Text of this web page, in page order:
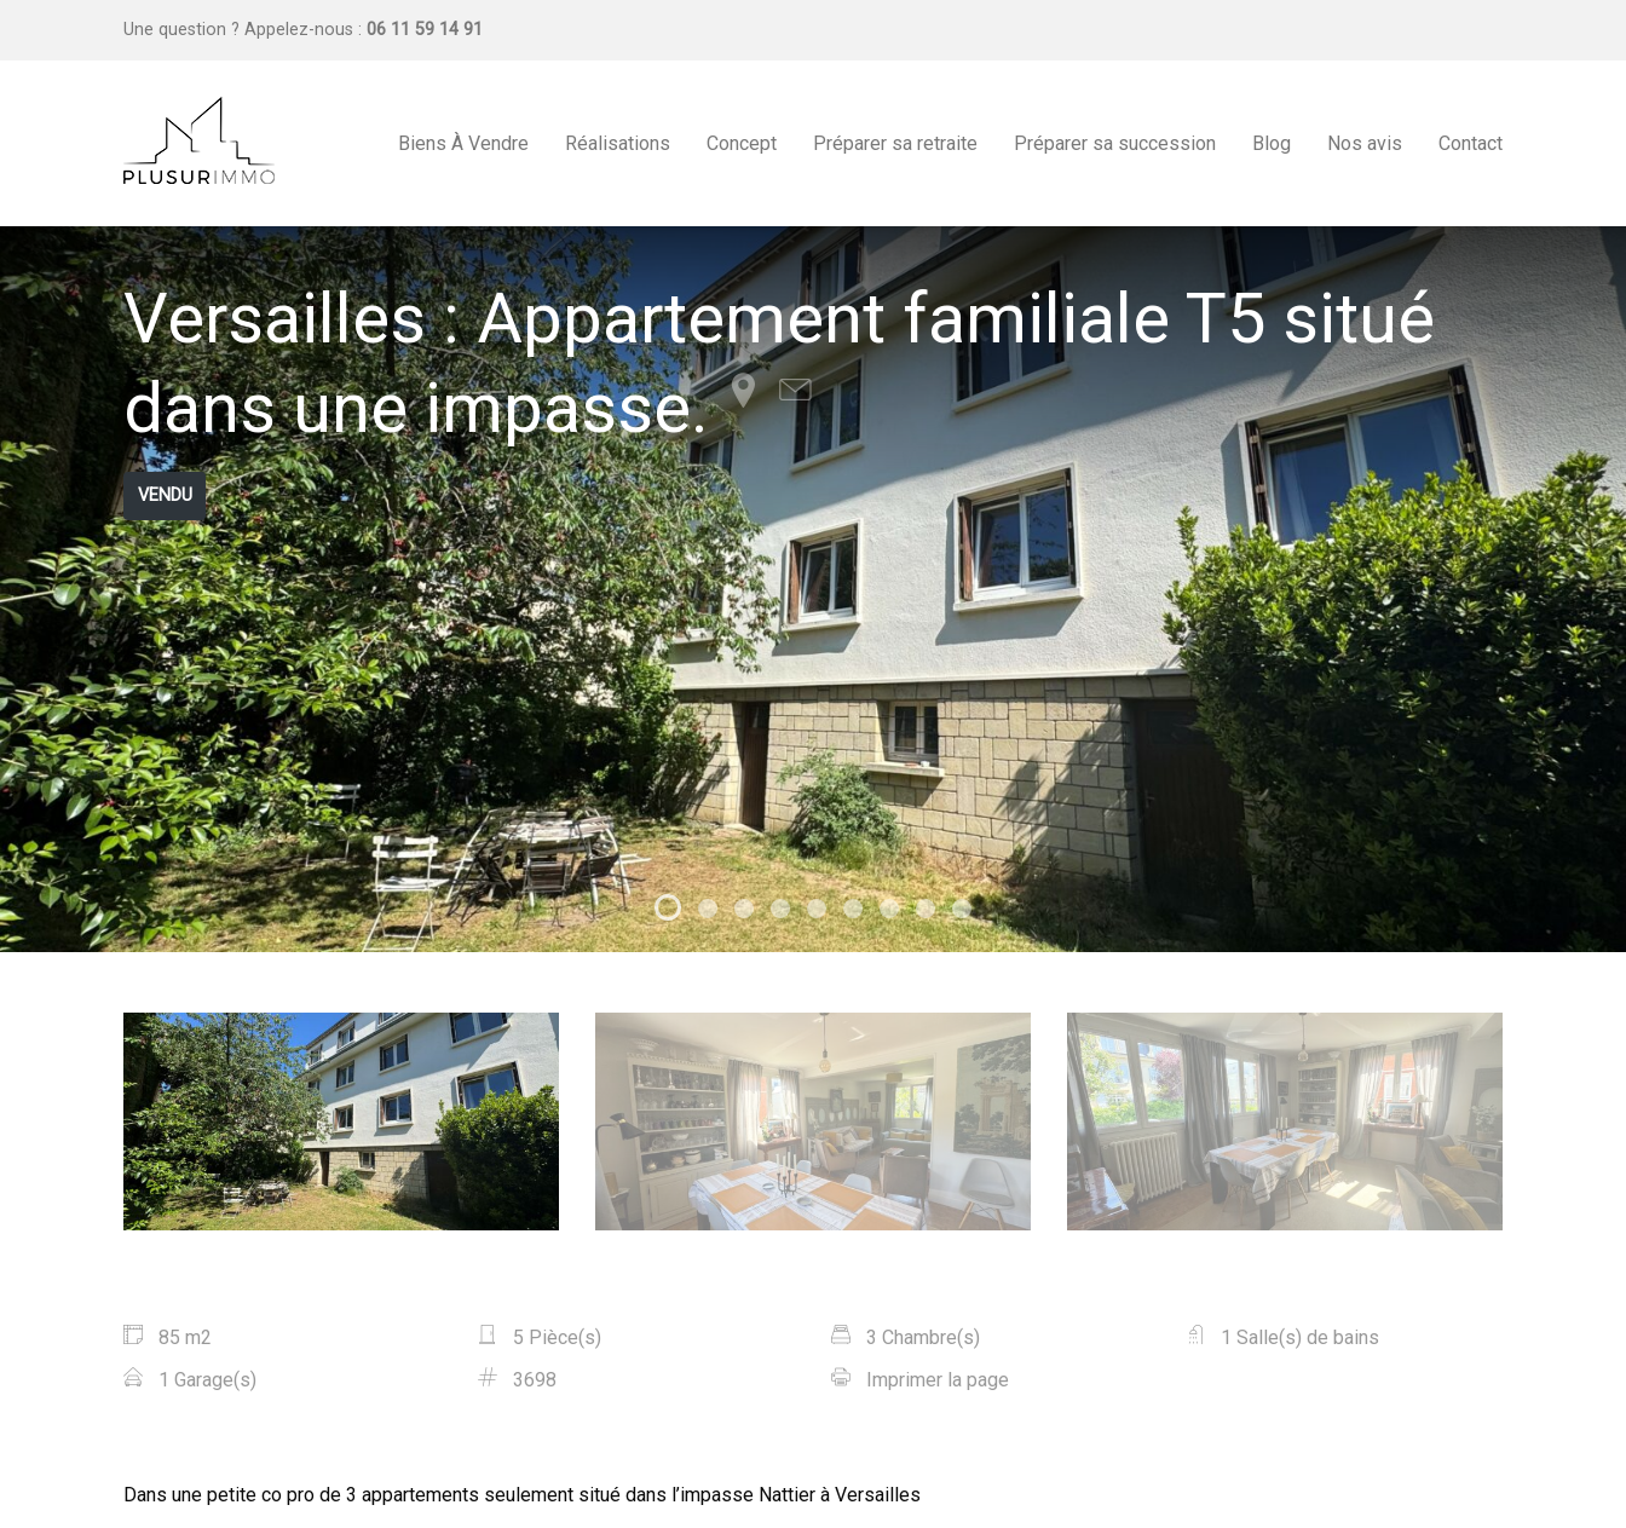
Une question ? Appelez-nous : 06 11 59 14 91
Biens À Vendre Réalisations Concept Préparer sa retraite Préparer sa succession Blog Nos avis Contact
Versailles : Appartement familiale T5 situé
dans une impasse.
VENDU
85 m2 5 Pièce(s) 3 Chambre(s)
1 Salle(s) de bains
1 Garage(s)
3698 Imprimer la page
Dans une petite co pro de 3 appartements seulement situé dans l’impasse Nattier à Versailles